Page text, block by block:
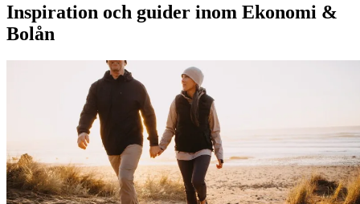
Inspiration och guider inom Ekonomi &
Bolån